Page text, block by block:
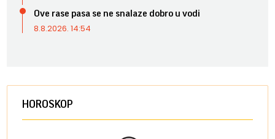
Ove rase pasa se ne snalaze dobro u vodi
8.8.2026. 14:54
HOROSKOP